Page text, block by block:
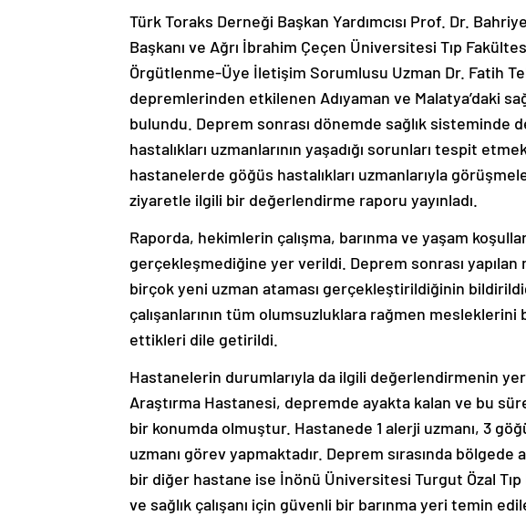
Türk Toraks Derneği Başkan Yardımcısı Prof. Dr.
Başkanı ve Ağrı İbrahim Çeçen Üniversitesi Tıp
Örgütlenme-Üye İletişim Sorumlusu Uzman Dr. Fatih
depremlerinden etkilenen Adıyaman ve Malatya’daki
bulundu. Deprem sonrası dönemde sağlık sisteminde
hastalıkları uzmanlarının yaşadığı sorunları tespit
hastanelerde göğüs hastalıkları uzmanlarıyla
ziyaretle ilgili bir değerlendirme raporu yayınladı.
Raporda, hekimlerin çalışma, barınma ve yaşam
gerçekleşmediğine yer verildi. Deprem sonrası
birçok yeni uzman ataması gerçekleştirildiğinin
çalışanlarının tüm olumsuzluklara rağmen
ettikleri dile getirildi.
Hastanelerin durumlarıyla da ilgili değerlendirmenin yer
Araştırma Hastanesi, depremde ayakta kalan ve bu
bir konumda olmuştur. Hastanede 1 alerji uzmanı, 3
uzmanı görev yapmaktadır. Deprem sırasında
bir diğer hastane ise İnönü Üniversitesi Turgut Özal
ve sağlık çalışanı için güvenli bir barınma yeri temin